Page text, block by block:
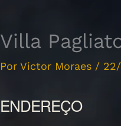
Villa
PorVictor Moraes /
ENDEREÇO